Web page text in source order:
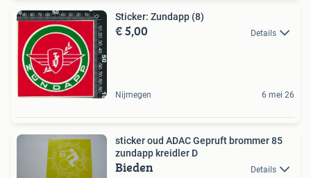
Sticker: Zundapp (8)
€ 5,00 Details
Nijmegen 6 mei 26
sticker oud ADAC Gepruft brommer 85
zundapp kreidler D
Bieden Details